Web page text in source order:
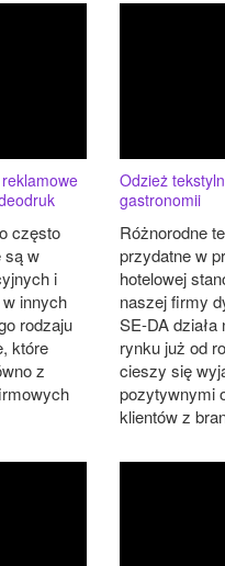
często
są w
i
innych
rodzaju
które
z
Odzież
gastronomii
Różnorodne
przydatne w
hotelowej
naszej firmy
SE-DA działa
rynku już od
cieszy się
pozytywnymi
klientów z